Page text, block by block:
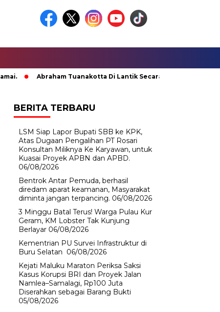
Abraham Tuanakotta Di Lantik Secara Adat; Pj Bupati
BERITA TERBARU
LSM Siap Lapor Bupati SBB ke KPK,
Atas Dugaan Pengalihan PT Rosari
Konsultan Miliknya Ke Karyawan, untuk
Kuasai Proyek APBN dan APBD.
06/08/2026
Bentrok Antar Pemuda, berhasil
diredam aparat keamanan, Masyarakat
diminta jangan terpancing. 06/08/2026
3 Minggu Batal Terus! Warga Pulau Kur
Geram, KM Lobster Tak Kunjung
Berlayar 06/08/2026
Kementrian PU Survei Infrastruktur di
Buru Selatan 06/08/2026
Kejati Maluku Maraton Periksa Saksi
Kasus Korupsi BRI dan Proyek Jalan
Namlea–Samalagi, Rp100 Juta
Diserahkan sebagai Barang Bukti
05/08/2026